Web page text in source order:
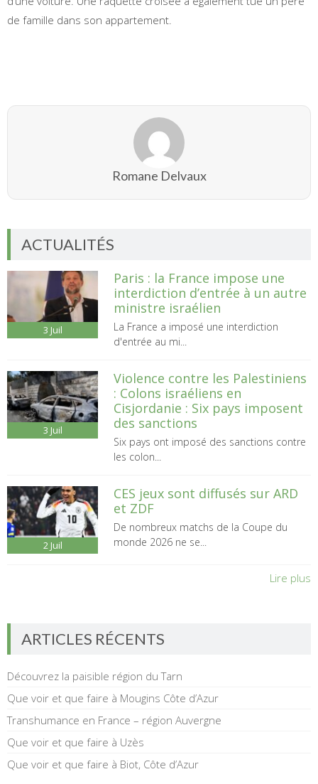
de famille dans son appartement.
Romane Delvaux
ACTUALITÉS
3 Juil
Paris : la France impose une
interdiction d’entrée à un autre
ministre israélien
La France a imposé une interdiction
d'entrée au mi...
3 Juil
Violence contre les Palestiniens
: Colons israéliens en
Cisjordanie : Six pays imposent
des sanctions
Six pays ont imposé des sanctions contre
les colon...
2 Juil
CES jeux sont diffusés sur ARD
et ZDF
De nombreux matchs de la Coupe du
monde 2026 ne se...
Lire plus
ARTICLES RÉCENTS
Découvrez la paisible région du Tarn
Que voir et que faire à Mougins Côte d’Azur
Transhumance en France – région Auvergne
Que voir et que faire à Uzès
Que voir et que faire à Biot, Côte d’Azur